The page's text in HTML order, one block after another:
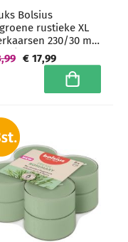
Bolsius
rustieke XL
230/30 mm
€ 17,99
In